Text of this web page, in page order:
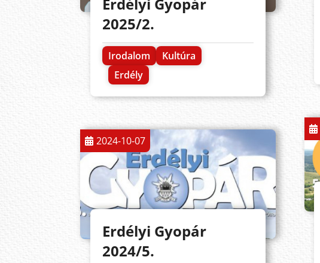
Erdélyi Gyopár
2025/2.
Irodalom
Kultúra
Erdély
2024-10-07
Erdélyi Gyopár
2024/5.